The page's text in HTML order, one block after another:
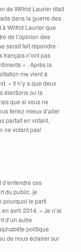
de Wilfrid Laurier était
dans la guerre des
à Wilfrid Laurier que
de l’opinion des
serait fait répondre :
français n’ont pas
« . Après la
me vient à
« Il n’y a que deux
élections ou la
que si vous ne
feriez mieux d’aller
parfait en votant,
ne votant pas!
d’entendre ces
du public, je
pourquoi le parti
avril 2014. » Je n’ai
d’un autre
politique
de nous éclairer sur